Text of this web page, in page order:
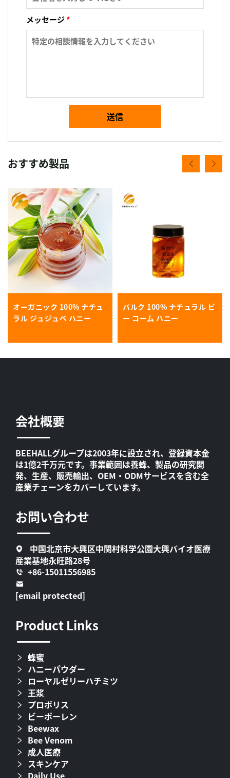
メッセージ*
送信
おすすめ製品
オーガニック 100% ナチュ
ラル ジュジュベ ハニー
バルク 100% ナチュラル ビ
ー コーム ハニー
会社概要
BEEHALLグループは2003年に設立され、登録資本金
は1億2千万元です。事業範囲は養蜂、製品の研究開
発、生産、販売輸出、OEM・ODMサービスを含む全
産業チェーンをカバーしています。
お問い合わせ
中国北京市大興区中関村科学公園大興バイオ医療
産業基地永旺路28号
+86-15011556985
[email protected]
Product Links
蜂蜜
ハニーパウダー
ローヤルゼリーハチミツ
王浆
プロポリス
ビーポーレン
Beewax
Bee Venom
成人医療
スキンケア
Daily Use